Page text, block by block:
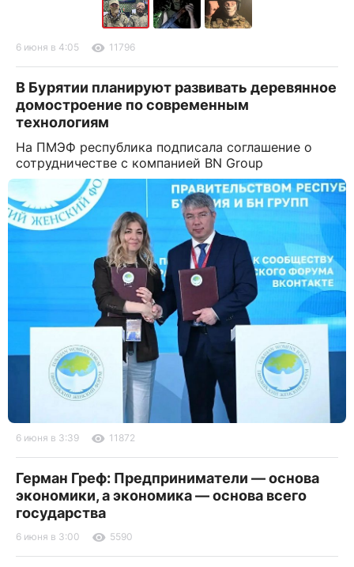
6 июня в 4:05 11796
В Бурятии планируют развивать деревянное
домостроение по современным
технологиям
На ПМЭФ республика подписала соглашение о
сотрудничестве с компанией BN Group
6 июня в 3:39 11872
Герман Греф: Предприниматели — основа
экономики, а экономика — основа всего
государства
6 июня в 3:00 5590